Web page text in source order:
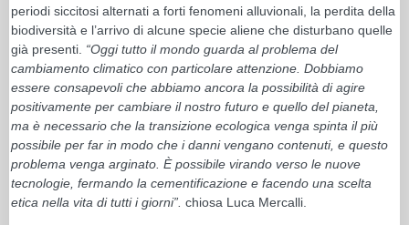
periodi siccitosi alternati a forti fenomeni alluvionali, la perdita della
biodiversità e l’arrivo di alcune specie aliene che disturbano quelle
già presenti. “Oggi tutto il mondo guarda al problema del
cambiamento climatico con particolare attenzione. Dobbiamo
essere consapevoli che abbiamo ancora la possibilità di agire
positivamente per cambiare il nostro futuro e quello del pianeta,
ma è necessario che la transizione ecologica venga spinta il più
possibile per far in modo che i danni vengano contenuti, e questo
problema venga arginato. È possibile virando verso le nuove
tecnologie, fermando la cementificazione e facendo una scelta
etica nella vita di tutti i giorni”. chiosa Luca Mercalli.